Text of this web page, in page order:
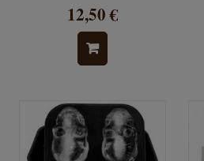
12,50 €